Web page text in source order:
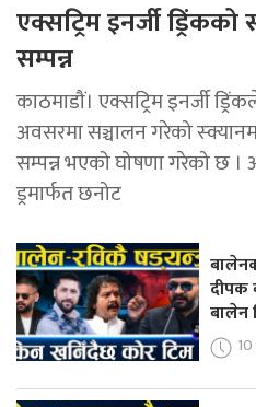
एक्सट्रिम इनर्जी
सम्पन्न
काठमाडौं। एक्सट्रिम इनर्जी
अवसरमा सञ्चालन गरेको
सम्पन्न भएको घोषणा गरेको छ ।
ड्रमार्फत छनोट
दीपक
बालेन